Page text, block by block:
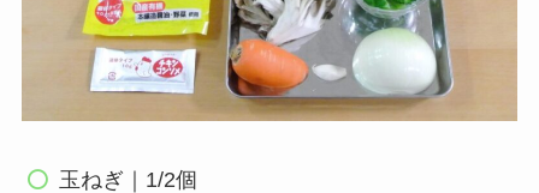
玉ねぎ｜1/2個